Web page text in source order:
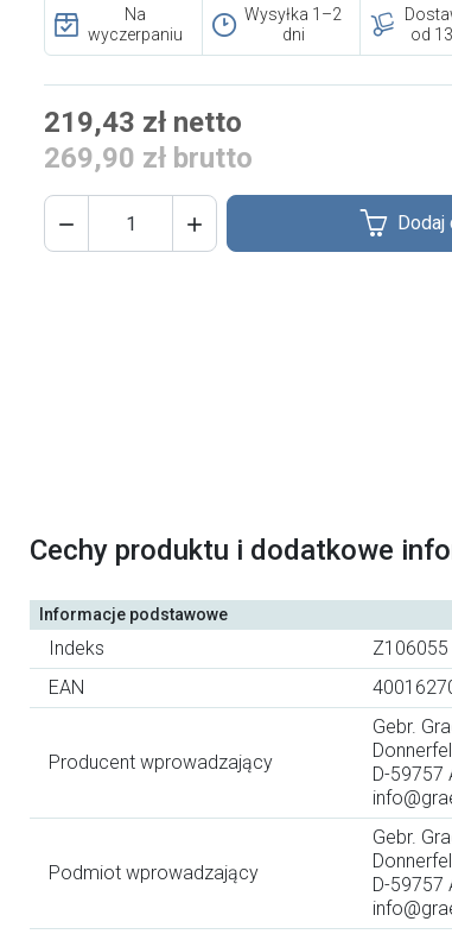
Na
wyczerpaniu
Wysyłka 1–2
dni
od
219,43 zł netto
269,90 zł brutto
 
Cechy produktu i dodatkowe
Informacje podstawowe
Indeks
Z106055
EAN
Producent wprowadzający
Gebr.
D-59757
Podmiot wprowadzający
Gebr.
D-59757